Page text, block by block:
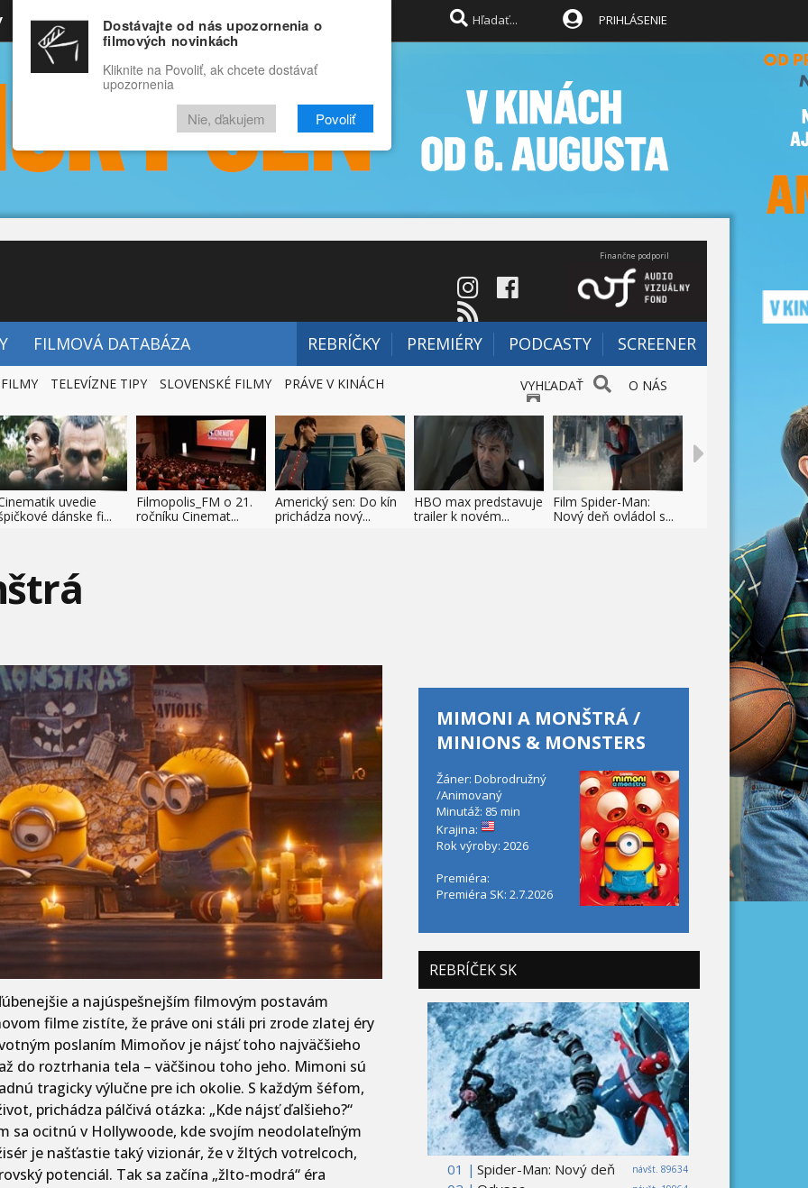
Rozprávky Funny Docu
RECENZIE VIDEÁ FILMY
PRIHLÁSENIE
Finančne podporil
FILMOVÁ DATABÁZA REBRÍČKY PREMIÉRY PODCASTY SCREENER
VYHĽADAŤ O NÁS
TELEVÍZNE TIPY SLOVENSKÉ FILMY PRÁVE V KINÁCH
uvedie
dánske fi...
Filmopolis_FM o 21.
ročníku Cinemat...
Americký sen: Do kín
prichádza nový...
HBO max predstavuje
trailer k novém...
Film Spider-Man:
Nový deň ovládol s...
a najúspešnejším filmovým postavám
filme zistíte, že práve oni stáli pri zrode zlatej éry
poslaním Mimoňov je nájsť toho najväčšieho
do roztrhania tela – väčšinou toho jeho. Mimoni sú
tragicky výlučne pre ich okolie. S každým šéfom,
prichádza pálčivá otázka: „Kde nájsť ďalšieho?“
sa ocitnú v Hollywoode, kde svojím neodolateľným
je našťastie taký vizionár, že v žltých votrelcoch,
potenciál. Tak sa začína „žlto-modrá“ éra
MIMONI A MONŠTRÁ /
MINIONS & MONSTERS
Žáner: Dobrodružný
/Animovaný
Minutáž: 85 min
Krajina:
Rok výroby: 2026
Premiéra:
Premiéra SK: 2.7.2026
REBRÍČEK SK
01 | návšt. 89634
Spider-Man: Nový deň
Dostávajte od nás upozornenia o
filmových novinkách
Kliknite na Povoliť, ak chcete dostávať
upozornenia
Nie, ďakujem Povoliť